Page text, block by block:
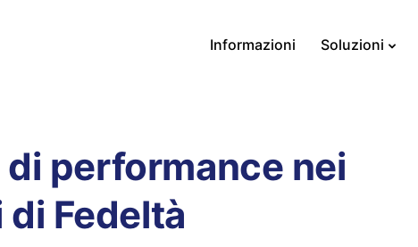
Informazioni Soluzioni
performance nei
Fedeltà